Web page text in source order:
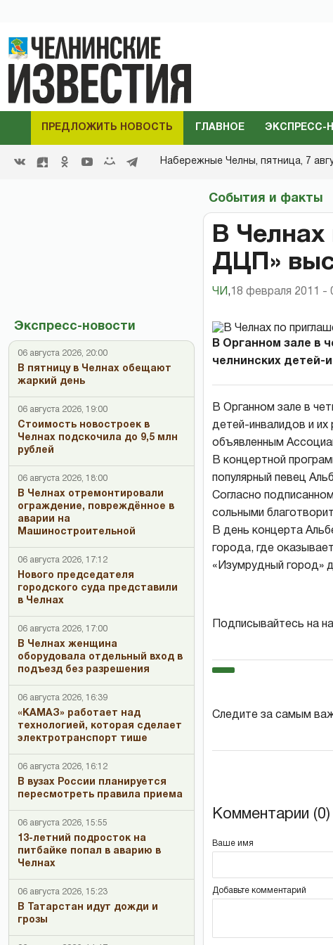
ПРЕДЛОЖИТЬ НОВОСТЬ ГЛАВНОЕ ЭКСПРЕСС-
Набережные Челны, пятница, 7
Экспресс-новости
06 августа 2026, 20:00
В пятницу в Челнах обещают
жаркий день
06 августа 2026, 19:00
Стоимость новостроек в
Челнах подскочила до 9,5 млн
рублей
06 августа 2026, 18:00
В Челнах отремонтировали
ограждение, повреждённое в
аварии на
Машиностроительной
06 августа 2026, 17:12
Нового председателя
городского суда представили
в Челнах
06 августа 2026, 17:00
В Челнах женщина
оборудовала отдельный вход в
подъезд без разрешения
06 августа 2026, 16:39
«КАМАЗ» работает над
технологией, которая сделает
электротранспорт тише
06 августа 2026, 16:12
В вузах России планируется
пересмотреть правила приема
06 августа 2026, 15:55
13-летний подросток на
питбайке попал в аварию в
Челнах
06 августа 2026, 15:23
В Татарстан идут дожди и
грозы
События и факты
В
ДЦП»
ЧИ , 18 февраля 2011 -
В Органном зале в
челнинских детей-
В Органном зале в
детей-инвалидов и
объявленным
В концертной
популярный певец
Согласно
сольными
В день концерта
города, где
«Изумрудный город»
Подписывайтесь на
Следите за самым
Комментарии (0)
Ваше имя
Добавьте комментарий